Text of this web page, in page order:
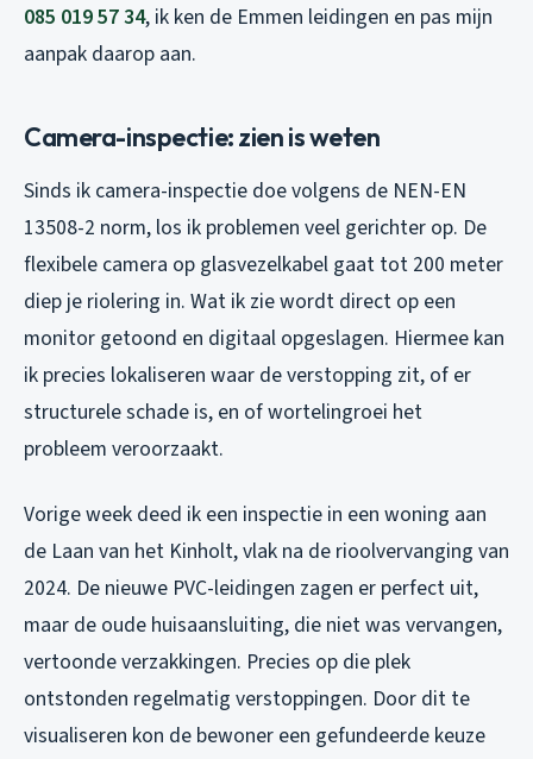
085 019 57 34, ik ken de Emmen leidingen en pas mijn
aanpak daarop aan.
Camera-inspectie: zien is weten
Sinds ik camera-inspectie doe volgens de NEN-EN
13508-2 norm, los ik problemen veel gerichter op. De
flexibele camera op glasvezelkabel gaat tot 200 meter
diep je riolering in. Wat ik zie wordt direct op een
monitor getoond en digitaal opgeslagen. Hiermee kan
ik precies lokaliseren waar de verstopping zit, of er
structurele schade is, en of wortelingroei het
probleem veroorzaakt.
Vorige week deed ik een inspectie in een woning aan
de Laan van het Kinholt, vlak na de rioolvervanging van
2024. De nieuwe PVC-leidingen zagen er perfect uit,
maar de oude huisaansluiting, die niet was vervangen,
vertoonde verzakkingen. Precies op die plek
ontstonden regelmatig verstoppingen. Door dit te
visualiseren kon de bewoner een gefundeerde keuze